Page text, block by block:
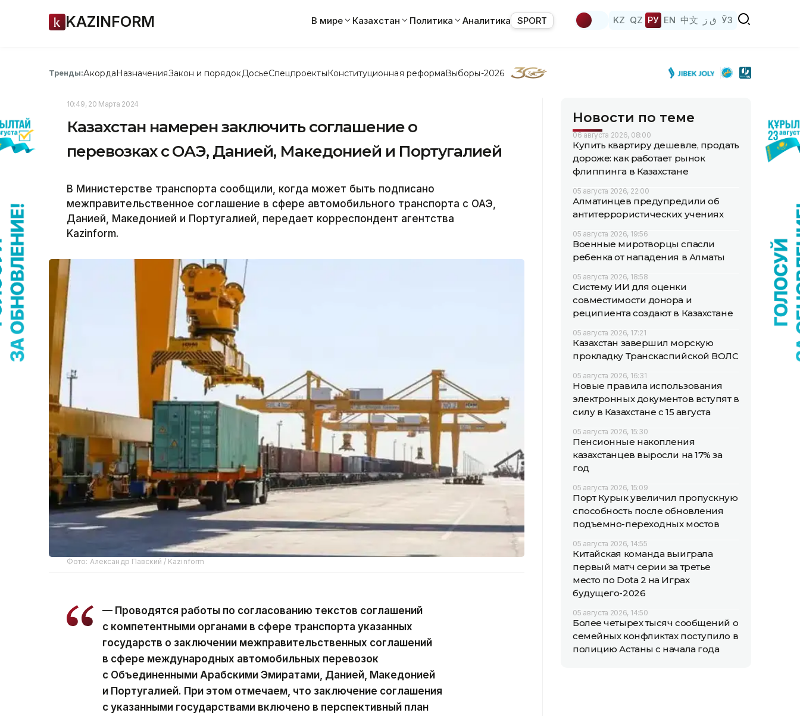
KAZINFORM В мире Казахстан Политика Аналитика SPORT KZ QZ РУ EN 中文 ق ز ЎЗ
Тренды:АкордаНазначенияЗакон и порядок ДосьеСпецпроектыКонституционная реформаВыборы-2026
10:49, 20 Марта 2024
Казахстан намерен заключить соглашение о
перевозках с ОАЭ, Данией, Македонией и Португалией
В Министерстве транспорта сообщили, когда может быть подписано
межправительственное соглашение в сфере автомобильного транспорта с ОАЭ,
Данией, Македонией и Португалией, передает корреспондент агентства
Kazinform.
Фото: Александр Павский / Kazinform
— Проводятся работы по согласованию текстов соглашений
с компетентными органами в сфере транспорта указанных
государств о заключении межправительственных соглашений
в сфере международных автомобильных перевозок
с Объединенными Арабскими Эмиратами, Данией, Македонией
и Португалией. При этом отмечаем, что заключение соглашения
с указанными государствами включено в перспективный план
Новости по теме
06 августа 2026, 08:00
Купить квартиру дешевле, продать
дороже: как работает рынок
флиппинга в Казахстане
05 августа 2026, 22:00
Алматинцев предупредили об
антитеррористических учениях
05 августа 2026, 19:56
Военные миротворцы спасли
ребенка от нападения в Алматы
05 августа 2026, 18:58
Систему ИИ для оценки
совместимости донора и
реципиента создают в Казахстане
05 августа 2026, 17:21
Казахстан завершил морскую
прокладку Транскаспийской ВОЛС
05 августа 2026, 16:31
Новые правила использования
электронных документов вступят в
силу в Казахстане с 15 августа
05 августа 2026, 15:30
Пенсионные накопления
казахстанцев выросли на 17% за
год
05 августа 2026, 15:09
Порт Курык увеличил пропускную
способность после обновления
подъемно-переходных мостов
05 августа 2026, 14:55
Китайская команда выиграла
первый матч серии за третье
место по Dota 2 на Играх
будущего-2026
05 августа 2026, 14:50
Более четырех тысяч сообщений о
семейных конфликтах поступило в
полицию Астаны с начала года